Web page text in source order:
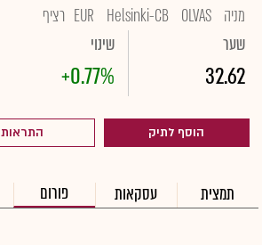
מניה OLVAS
Helsinki-CB
EUR רציף
שער
32.62
שינוי
+0.77%
הוסף לתיק התראות
תמצית עסקאות פורום